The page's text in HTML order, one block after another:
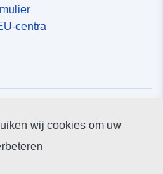
centra
wij cookies om uw